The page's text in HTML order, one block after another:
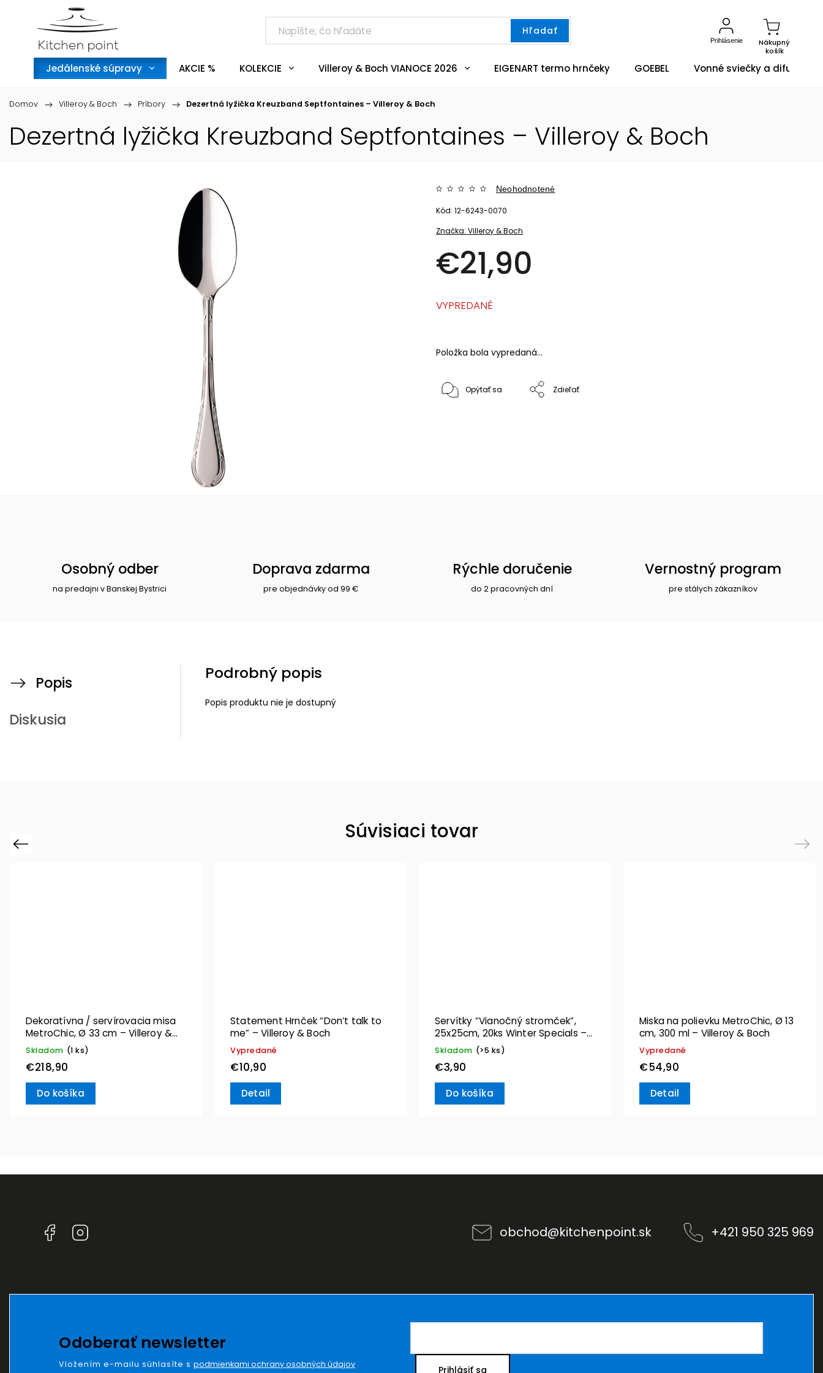
Hľadať
Nákupný
košík
Prihlásenie
Jedálenské súpravy AKCIE % KOLEKCIE Villeroy & Boch VIANOCE 2026 EIGENART termo hrnčeky GOEBEL Vonné sviečky a difuzéry
Domov / Villeroy & Boch / Príbory / Dezertná lyžička Kreuzband Septfontaines – Villeroy & Boch
Dezertná lyžička Kreuzband Septfontaines – Villeroy & Boch
Značka:Villeroy & Boch
Neohodnotené
€21,90
Kód: 12-6243-0070
Položka bola vypredaná…
VYPREDANÉ
Opýtať sa Zdieľať
Osobný odber
na predajni v Banskej Bystrici
Doprava zdarma
pre objednávky od 99 €
Rýchle doručenie
do 2 pracovných dní
Vernostný program
pre stálych zákazníkov
Popis
Diskusia
Podrobný popis
Popis produktu nie je dostupný
Súvisiaci tovar
Previous
Dekoratívna / servírovacia misa
MetroChic, Ø 33 cm – Villeroy &
Boch
Skladom (1 ks)
€218,90
Do košíka
Statement Hrnček “Don’t talk to
me” – Villeroy & Boch
Vypredané
€10,90
Detail
Servítky “Vianočný stromček”,
25x25cm, 20ks Winter Specials –
Villeroy & Boch
Skladom (>5 ks)
€3,90
Do košíka
Miska na polievku MetroChic, Ø 13
cm, 300 ml – Villeroy & Boch
Vypredané
€54,90
Detail
Next
Facebook obchod@kitchenpoint.sk +421 950 325 969
Odoberať newsletter
Vložením e-mailu súhlasíte s podmienkami ochrany osobných údajov Prihlásiť sa